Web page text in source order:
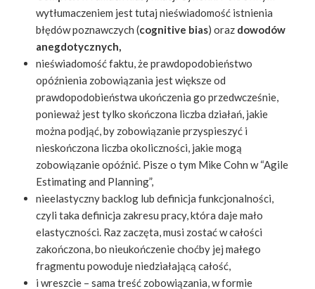
wytłumaczeniem jest tutaj nieświadomość istnienia
błędów poznawczych (​cognitive bias​) oraz ​ dowodów
anegdotycznych,
nieświadomość faktu, że prawdopodobieństwo
opóźnienia zobowiązania jest większe od
prawdopodobieństwa ukończenia go przedwcześnie,
ponieważ jest tylko skończona liczba działań, jakie
można podjąć, by zobowiązanie przyspieszyć i
nieskończona liczba okoliczności, jakie mogą
zobowiązanie opóźnić. Pisze o tym Mike Cohn w “Agile
Estimating and Planning”,
nieelastyczny backlog lub definicja funkcjonalności,
czyli taka definicja zakresu pracy, która daje mało
elastyczności. Raz zaczęta, musi zostać w całości
zakończona, bo nieukończenie choćby jej małego
fragmentu powoduje niedziałającą całość,
i wreszcie – sama treść zobowiązania, w formie